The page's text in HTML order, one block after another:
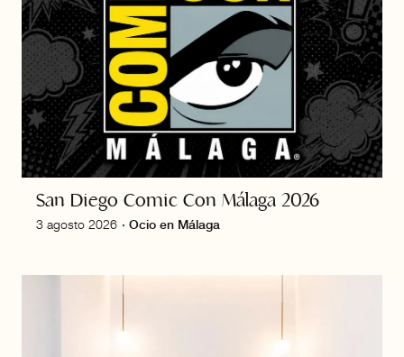
San Diego Comic Con Málaga 2026
3 agosto 2026 · Ocio en Málaga